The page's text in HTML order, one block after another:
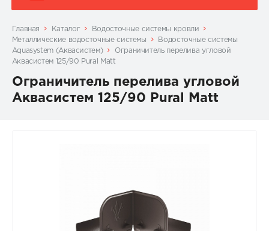
Главная Каталог
Водосточные системы кровли
Металлические водосточные системы
Водосточные системы
Aquasystem (Аквасистем)
Ограничитель перелива угловой
Аквасистем 125/90 Pural Matt
Ограничитель перелива угловой
Аквасистем 125/90 Pural Matt